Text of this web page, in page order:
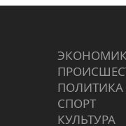
ПОЛИТИКА
СПОРТ
КУЛЬТУРА